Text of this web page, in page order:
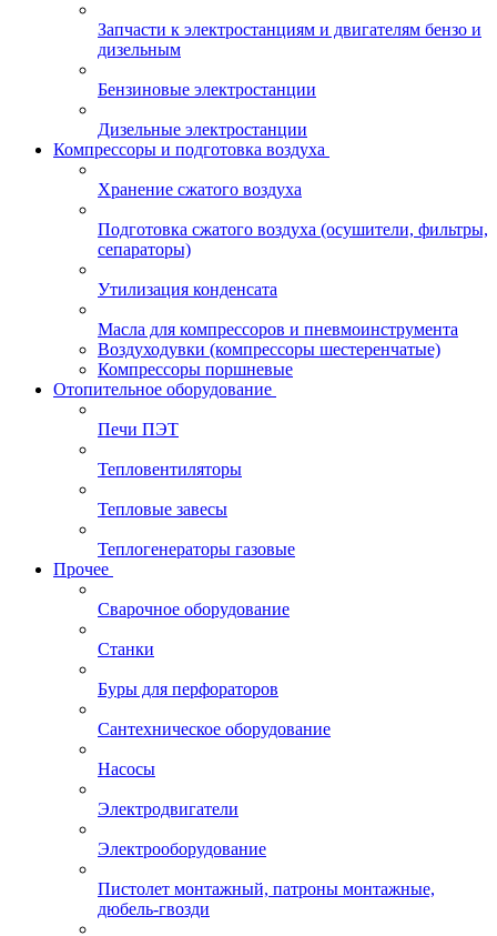
Запчасти к электростанциям и двигателям бензо и
дизельным
Бензиновые электростанции
Дизельные электростанции
Компрессоры и подготовка воздуха
Хранение сжатого воздуха
Подготовка сжатого воздуха (осушители, фильтры,
сепараторы)
Утилизация конденсата
Масла для компрессоров и пневмоинструмента
Воздуходувки (компрессоры шестеренчатые)
Компрессоры поршневые
Отопительное оборудование
Печи ПЭТ
Тепловентиляторы
Тепловые завесы
Теплогенераторы газовые
Прочее
Сварочное оборудование
Станки
Буры для перфораторов
Сантехническое оборудование
Насосы
Электродвигатели
Электрооборудование
Пистолет монтажный, патроны монтажные,
дюбель-гвозди